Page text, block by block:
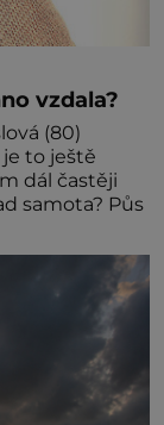
vzdala?
(80)
to ještě
dál častěji
ji snad samota? Půs